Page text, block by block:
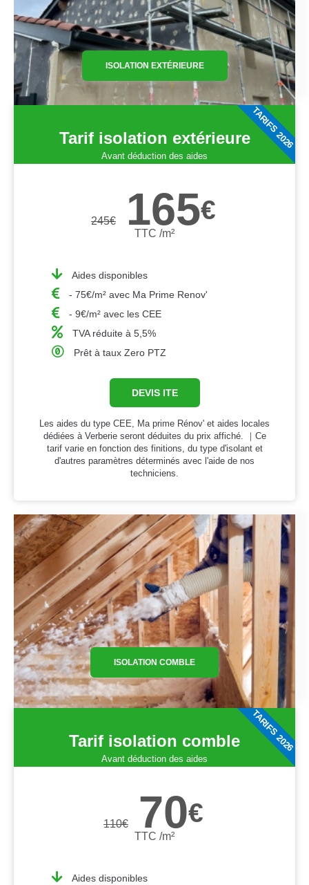
ISOLATION EXTÉRIEURE
Tarif isolation extérieure
Avant déduction des aides
245€ 165€
TTC /m²
Aides disponibles
- 75€/m² avec Ma Prime Renov'
- 9€/m² avec les CEE
TVA réduite à 5,5%
Prêt à taux Zero PTZ
DEVIS ITE
Les aides du type CEE, Ma prime Rénov' et aides locales
dédiées à Verberie seront déduites du prix affiché. ｜Ce
tarif varie en fonction des finitions, du type d'isolant et
d'autres paramètres déterminés avec l'aide de nos
techniciens.
TARIFS 2026
ISOLATION COMBLE
Tarif isolation comble
Avant déduction des aides
110€ 70€
TTC /m²
Aides disponibles
TARIFS 2026